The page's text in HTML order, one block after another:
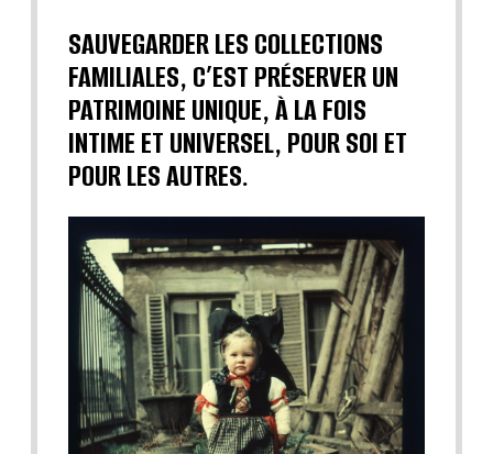
SAUVEGARDER LES COLLECTIONS
FAMILIALES, C’EST PRÉSERVER UN
PATRIMOINE UNIQUE, À LA FOIS
INTIME ET UNIVERSEL, POUR SOI ET
POUR LES AUTRES.